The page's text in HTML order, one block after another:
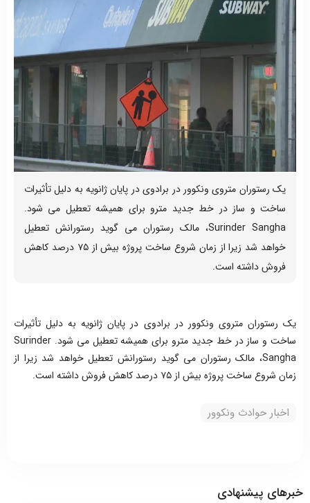
یک رستوران متروی ونکوور در برادوی در پایان ژانویه به دلیل تأثیرات
ساخت و ساز در خط جدید مترو برای همیشه تعطیل می شود.
Surinder Sangha، مالک رستوران می گوید رستورانش تعطیل
خواهد شد زیرا از زمان شروع ساخت پروژه بیش از ۷۵ درصد کاهش
فروش داشته است.
یک رستوران متروی ونکوور در برادوی در پایان ژانویه به دلیل تأثیرات
ساخت و ساز در خط جدید مترو برای همیشه تعطیل می شود. Surinder
Sangha، مالک رستوران می گوید رستورانش تعطیل خواهد شد زیرا از
زمان شروع ساخت پروژه بیش از ۷۵ درصد کاهش فروش داشته است.
اخبار حوادث ونکوور
خبرهای پیشنهادی